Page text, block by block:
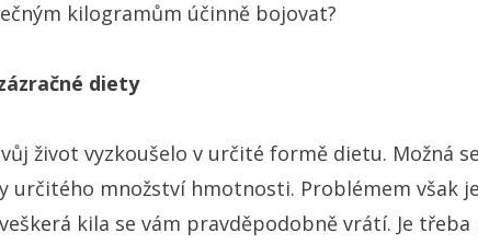
kilogramům účinně bojovat?
diety
život vyzkoušelo v určité formě dietu. Možná
určitého množství hmotnosti. Problémem však
kila se vám pravděpodobně vrátí. Je